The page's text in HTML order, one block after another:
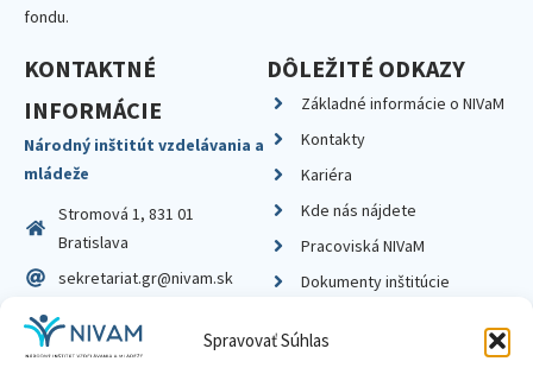
Spravovať Súhlas
fondu.
KONTAKTNÉ
INFORMÁCIE
Národný inštitút vzdelávania a
mládeže
Stromová 1, 831 01
Bratislava
sekretariat.gr@nivam.sk
IČO: 00164348
DIČ: 2020798714
DÔLEŽITÉ ODKAZY
Základné informácie o NIVaM
Kontakty
Kariéra
Kde nás nájdete
Pracoviská NIVaM
Dokumenty inštitúcie